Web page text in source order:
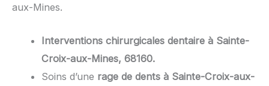
aux-Mines.
Interventions chirurgicales dentaire à Sainte-
Croix-aux-Mines, 68160.
Soins d’une rage de dents à Sainte-Croix-aux-